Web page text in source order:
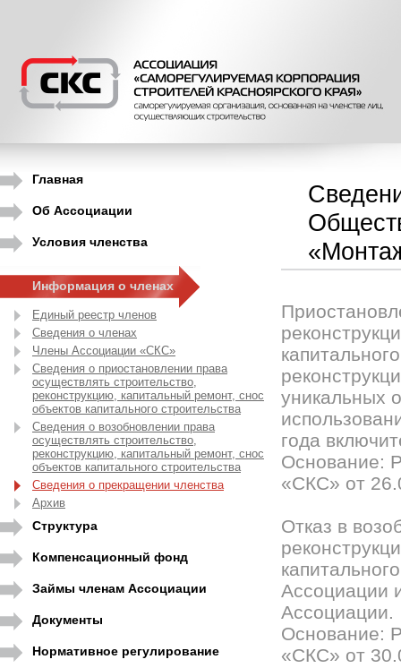
Главная
Об Ассоциации
Условия членства
Информация о членах
Единый реестр членов
Сведения о членах
Члены Ассоциации «СКС»
Сведения о приостановлении права
осуществлять строительство,
реконструкцию, капитальный ремонт, снос
объектов капитального строительства
Сведения о возобновлении права
осуществлять строительство,
реконструкцию, капитальный ремонт, снос
объектов капитального строительства
Сведения о прекращении членства
Архив
Структура
Компенсационный фонд
Займы членам Ассоциации
Документы
Нормативное регулирование
уникальных
года
Основание:
«СКС» от
Отказ в
Ассоциации
Ассоциации.
Основание:
«СКС» от